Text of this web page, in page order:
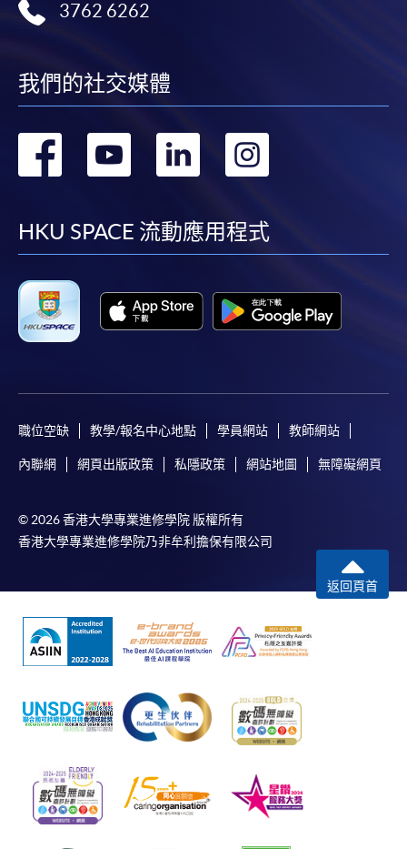
3762 6262
我們的社交媒體
轉
facebook
轉
youtube
轉
linkedin
HKU SPACE 流動應用程式
職位空缺 教學/報名中心地點 學員網站 教師網站
內聯網 網頁出版政策 私隱政策 網站地圖 無障礙網頁
© 2026 香港大學專業進修學院 版權所有
香港大學專業進修學院乃非牟利擔保有限公司
返回頁首